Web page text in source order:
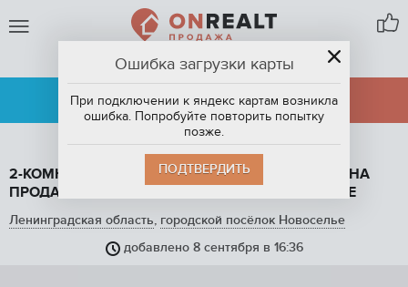
ГОРОДСКОЙ ПОСЁЛОК НОВОСЕЛЬЕ
АРЕНДА
ПРОДАЖА
2-КОМНАТНАЯ КВАРТИРА, 57.6 М2, ЭТАЖ 8 / 12, НА
ПРОДАЖУ В ГОРОДСКОМ ПОСЁЛКЕ НОВОСЕЛЬЕ
Ленинградская область, городской посёлок Новоселье
добавлено 8 сентября в 16:36
Ошибка загрузки карты
При подключении к яндекс картам возникла
ошибка. Попробуйте повторить попытку
позже.
ПОДТВЕРДИТЬ